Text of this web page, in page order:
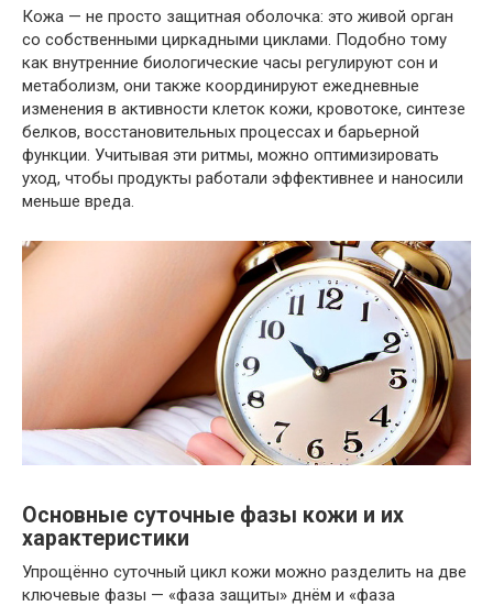
Кожа — не просто защитная оболочка: это живой орган
со собственными циркадными циклами. Подобно тому
как внутренние биологические часы регулируют сон и
метаболизм, они также координируют ежедневные
изменения в активности клеток кожи, кровотоке, синтезе
белков, восстановительных процессах и барьерной
функции. Учитывая эти ритмы, можно оптимизировать
уход, чтобы продукты работали эффективнее и наносили
меньше вреда.
Основные суточные фазы кожи и их
характеристики
Упрощённо суточный цикл кожи можно разделить на две
ключевые фазы — «фаза защиты» днём и «фаза